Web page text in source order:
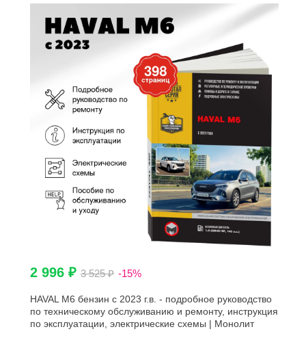
2 996 ₽ 3 525 ₽ -15%
HAVAL M6 бензин с 2023 г.в. - подробное руководство
по техническому обслуживанию и ремонту, инструкция
по эксплуатации, электрические схемы | Монолит